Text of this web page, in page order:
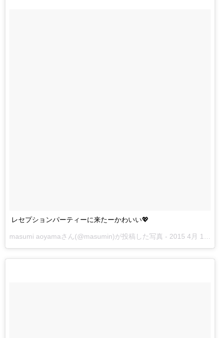
レセプションパーティーに来たーかわいい💖
masumi aoyamaさん(@masumin)が投稿した写真 - 2015 4月 14 3:52午前 PDT